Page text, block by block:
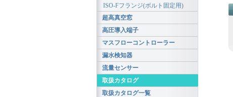
ISO-Fフランジ(ボルト固定用)
超高真空窓
高圧導入端子
マスフローコントローラー
漏水検知器
流量センサー
取扱カタログ
取扱カタログ一覧